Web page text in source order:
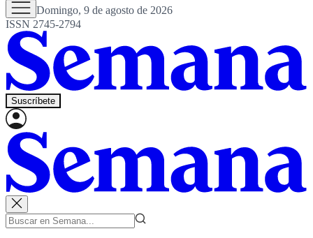
Domingo, 9 de agosto de 2026
ISSN 2745-2794
Suscríbete